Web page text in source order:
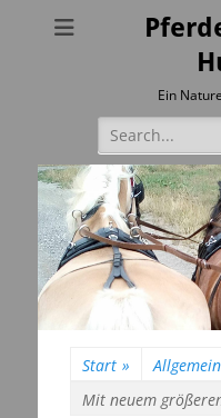
Ein
Suchen
nach:
Start » Allgemein
Mit neuem